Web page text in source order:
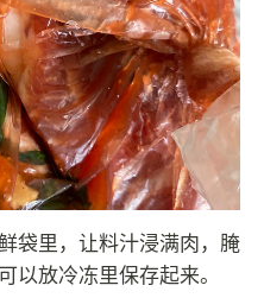
袋里，让料汁浸满肉，腌
以放冷冻里保存起来。